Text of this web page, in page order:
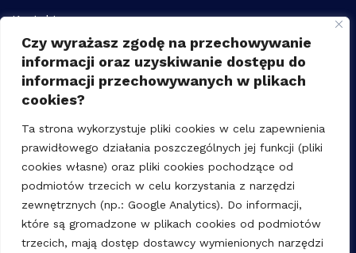
Czy wyrażasz zgodę na przechowywanie
informacji oraz uzyskiwanie dostępu do
informacji przechowywanych w plikach
cookies?
Ta strona wykorzystuje pliki cookies w celu zapewnienia
prawidłowego działania poszczególnych jej funkcji (pliki
cookies własne) oraz pliki cookies pochodzące od
podmiotów trzecich w celu korzystania z narzędzi
zewnętrznych (np.: Google Analytics). Do informacji,
które są gromadzone w plikach cookies od podmiotów
trzecich, mają dostęp dostawcy wymienionych narzędzi
Kontakt
Nieruchomości i inwestycje
Prawo pracy dla biznesu
Karolina Kołakowska